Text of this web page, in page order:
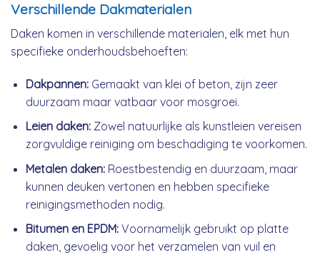
Verschillende Dakmaterialen
Daken komen in verschillende materialen, elk met hun
specifieke onderhoudsbehoeften:
Dakpannen:Gemaakt van klei of beton, zijn zeer
duurzaam maar vatbaar voor mosgroei.
Leien daken:Zowel natuurlijke als kunstleien vereisen
zorgvuldige reiniging om beschadiging te voorkomen.
Metalen daken:Roestbestendig en duurzaam, maar
kunnen deuken vertonen en hebben specifieke
reinigingsmethoden nodig.
Bitumen en EPDM:Voornamelijk gebruikt op platte
daken, gevoelig voor het verzamelen van vuil en